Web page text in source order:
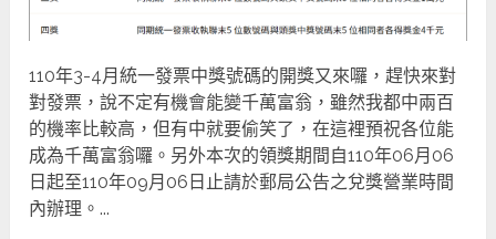
110年3-4月統一發票中獎號碼的開獎又來囉，趕快來對
對發票，說不定有機會能變千萬富翁，雖然我都中兩百
的機率比較高，但有中就要偷笑了，在這裡預祝各位能
成為千萬富翁囉。另外本次的領獎期間自110年06月06
日起至110年09月06日止請於郵局公告之兌獎營業時間
內辦理。...